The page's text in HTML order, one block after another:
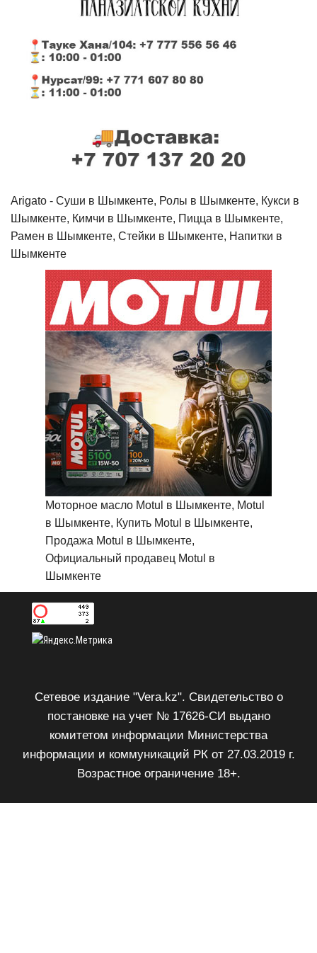
Arigato - Cуши в Шымкенте, Ролы в Шымкенте, Кукси в
Шымкенте, Кимчи в Шымкенте, Пицца в Шымкенте,
Рамен в Шымкенте, Стейки в Шымкенте, Напитки в
Шымкенте
Моторное масло Motul в Шымкенте, Motul
в Шымкенте, Купить Motul в Шымкенте,
Продажа Motul в Шымкенте,
Официальный продавец Motul в
Шымкенте
Сетевое издание "Vera.kz". Свидетельство о
постановке на учет № 17626-СИ выдано
комитетом информации Министерства
информации и коммуникаций РК от 27.03.2019 г.
Возрастное ограничение 18+.